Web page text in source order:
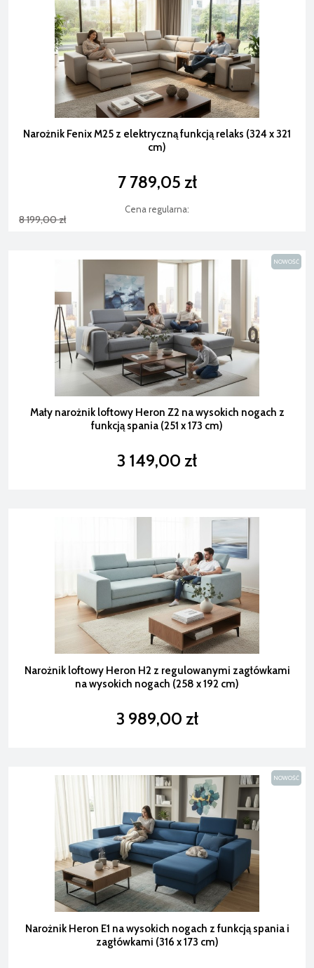
Narożnik Fenix M25 z elektryczną funkcją relaks (324 x 321
cm)
7 789,05 zł
Cena regularna:
8 199,00 zł
Mały narożnik loftowy Heron Z2 na wysokich nogach z
funkcją spania (251 x 173 cm)
3 149,00 zł
NOWOŚĆ
Narożnik loftowy Heron H2 z regulowanymi zagłówkami
na wysokich nogach (258 x 192 cm)
3 989,00 zł
Narożnik Heron E1 na wysokich nogach z funkcją spania i
zagłówkami (316 x 173 cm)
NOWOŚĆ